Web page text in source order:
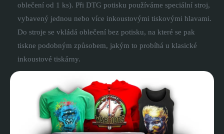
oblečení od 1 ks). Při DTG potisku používáme speciální stroj,
vybavený jednou nebo více inkoustovými tiskovými hlavami.
Do stroje se vkládá oblečení bez potisku, na které se pak
tiskne podobným způsobem, jakým to probíhá u klasické
inkoustové tiskárny.